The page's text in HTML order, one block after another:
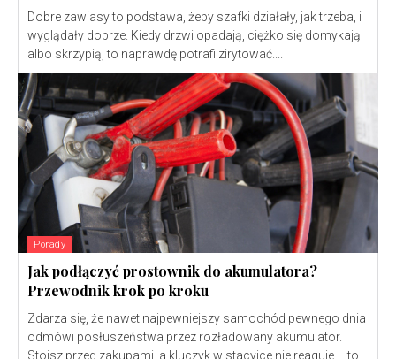
Dobre zawiasy to podstawa, żeby szafki działały, jak trzeba, i
wyglądały dobrze. Kiedy drzwi opadają, ciężko się domykają
albo skrzypią, to naprawdę potrafi zirytować....
Porady
Jak podłączyć prostownik do akumulatora?
Przewodnik krok po kroku
Zdarza się, że nawet najpewniejszy samochód pewnego dnia
odmówi posłuszeństwa przez rozładowany akumulator.
Stoisz przed zakupami, a kluczyk w stacyjce nie reaguje – to...